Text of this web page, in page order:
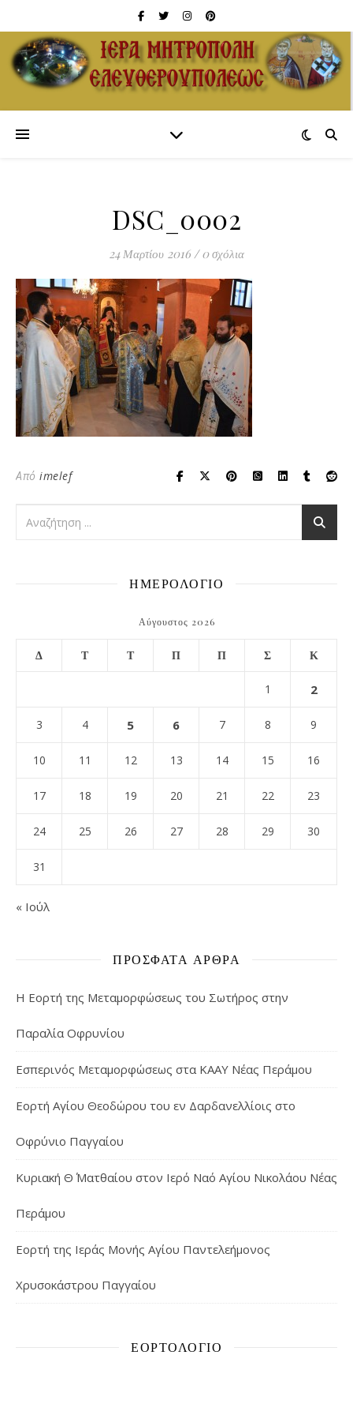
DSC_0002
24 Μαρτίου 2016 / 0 σχόλια
Από imelef
ΗΜΕΡΟΛΟΓΙΟ
Αύγουστος 2026
Δ Τ Τ Π Π Σ Κ
1 2
3 4 5 6 7 8 9
10 11 12 13 14 15 16
17 18 19 20 21 22 23
24 25 26 27 28 29 30
31
« Ιούλ
ΠΡΌΣΦΑΤΑ ΆΡΘΡΑ
Η Εορτή της Μεταμορφώσεως του Σωτήρος στην
Παραλία Οφρυνίου
Εσπερινός Μεταμορφώσεως στα ΚΑΑΥ Νέας Περάμου
Εορτή Αγίου Θεοδώρου του εν Δαρδανελλίοις στο
Οφρύνιο Παγγαίου
Κυριακή Θ΄ Ματθαίου στον Ιερό Ναό Αγίου Νικολάου Νέας
Περάμου
Εορτή της Ιεράς Μονής Αγίου Παντελεήμονος
Χρυσοκάστρου Παγγαίου
ΕΟΡΤΟΛΌΓΙΟ